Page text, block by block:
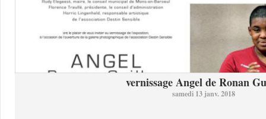
vernissage Angel de Ronan
samedi 13 janv. 2018